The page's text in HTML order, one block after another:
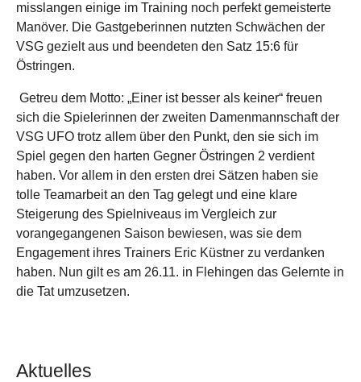
misslangen einige im Training noch perfekt gemeisterte
Manöver. Die Gastgeberinnen nutzten Schwächen der
VSG gezielt aus und beendeten den Satz 15:6 für
Östringen.
Getreu dem Motto: „Einer ist besser als keiner“ freuen
sich die Spielerinnen der zweiten Damenmannschaft der
VSG UFO trotz allem über den Punkt, den sie sich im
Spiel gegen den harten Gegner Östringen 2 verdient
haben. Vor allem in den ersten drei Sätzen haben sie
tolle Teamarbeit an den Tag gelegt und eine klare
Steigerung des Spielniveaus im Vergleich zur
vorangegangenen Saison bewiesen, was sie dem
Engagement ihres Trainers Eric Küstner zu verdanken
haben. Nun gilt es am 26.11. in Flehingen das Gelernte in
die Tat umzusetzen.
Aktuelles